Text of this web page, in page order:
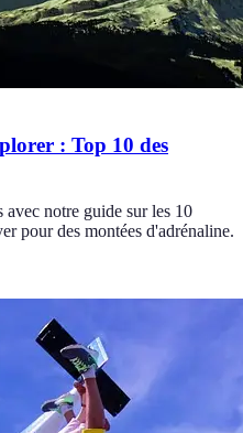
: Top 10 des
avec notre guide sur les 10
pour des montées d'adrénaline.